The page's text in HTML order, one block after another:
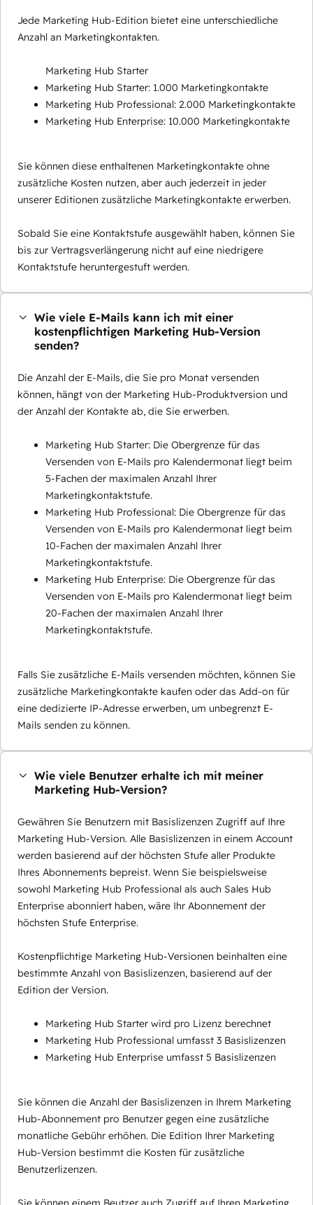
Jede Marketing Hub-Edition bietet eine unterschiedliche
Anzahl an Marketingkontakten.
Marketing Hub Starter
Marketing Hub Starter: 1.000 Marketingkontakte
Marketing Hub Professional: 2.000 Marketingkontakte
Marketing Hub Enterprise: 10.000 Marketingkontakte
Sie können diese enthaltenen Marketingkontakte ohne
zusätzliche Kosten nutzen, aber auch jederzeit in jeder
unserer Editionen zusätzliche Marketingkontakte erwerben.
Sobald Sie eine Kontaktstufe ausgewählt haben, können Sie
bis zur Vertragsverlängerung nicht auf eine niedrigere
Kontaktstufe heruntergestuft werden.
Wie viele E-Mails kann ich mit einer
kostenpflichtigen Marketing Hub-Version
senden?
Die Anzahl der E-Mails, die Sie pro Monat versenden
können, hängt von der Marketing Hub-Produktversion und
der Anzahl der Kontakte ab, die Sie erwerben.
Marketing Hub Starter: Die Obergrenze für das
Versenden von E-Mails pro Kalendermonat liegt beim
5-Fachen der maximalen Anzahl Ihrer
Marketingkontaktstufe.
Marketing Hub Professional: Die Obergrenze für das
Versenden von E-Mails pro Kalendermonat liegt beim
10-Fachen der maximalen Anzahl Ihrer
Marketingkontaktstufe.
Marketing Hub Enterprise: Die Obergrenze für das
Versenden von E-Mails pro Kalendermonat liegt beim
20-Fachen der maximalen Anzahl Ihrer
Marketingkontaktstufe.
Falls Sie zusätzliche E-Mails versenden möchten, können Sie
zusätzliche Marketingkontakte kaufen oder das Add-on für
eine dedizierte IP-Adresse erwerben, um unbegrenzt E-
Mails senden zu können.
Wie viele Benutzer erhalte ich mit meiner
Marketing Hub-Version?
Gewähren Sie Benutzern mit Basislizenzen Zugriff auf Ihre
Marketing Hub-Version. Alle Basislizenzen in einem Account
werden basierend auf der höchsten Stufe aller Produkte
Ihres Abonnements bepreist. Wenn Sie beispielsweise
sowohl Marketing Hub Professional als auch Sales Hub
Enterprise abonniert haben, wäre Ihr Abonnement der
höchsten Stufe Enterprise.
Kostenpflichtige Marketing Hub-Versionen beinhalten eine
bestimmte Anzahl von Basislizenzen, basierend auf der
Edition der Version.
Marketing Hub Starter wird pro Lizenz berechnet
Marketing Hub Professional umfasst 3 Basislizenzen
Marketing Hub Enterprise umfasst 5 Basislizenzen
Sie können die Anzahl der Basislizenzen in Ihrem Marketing
Hub-Abonnement pro Benutzer gegen eine zusätzliche
monatliche Gebühr erhöhen. Die Edition Ihrer Marketing
Hub-Version bestimmt die Kosten für zusätzliche
Benutzerlizenzen.